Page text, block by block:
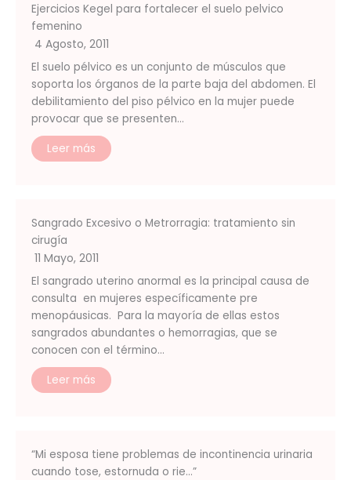
Ejercicios Kegel para fortalecer el suelo pelvico
femenino
4 Agosto, 2011
El suelo pélvico es un conjunto de músculos que
soporta los órganos de la parte baja del abdomen. El
debilitamiento del piso pélvico en la mujer puede
provocar que se presenten…
Leer más
Sangrado Excesivo o Metrorragia: tratamiento sin
cirugía
11 Mayo, 2011
El sangrado uterino anormal es la principal causa de
consulta en mujeres específicamente pre
menopáusicas. Para la mayoría de ellas estos
sangrados abundantes o hemorragias, que se
conocen con el término…
Leer más
“Mi esposa tiene problemas de incontinencia urinaria
cuando tose, estornuda o rie…”